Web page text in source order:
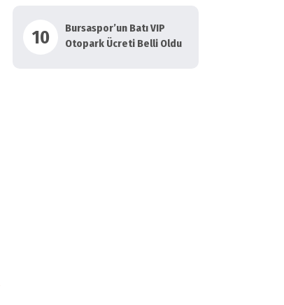
10
Bursaspor’un Batı VIP
Otopark Ücreti Belli Oldu